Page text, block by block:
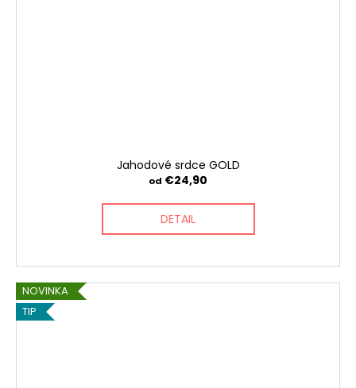
Jahodové srdce GOLD
od €24,90
DETAIL
NOVINKA
TIP